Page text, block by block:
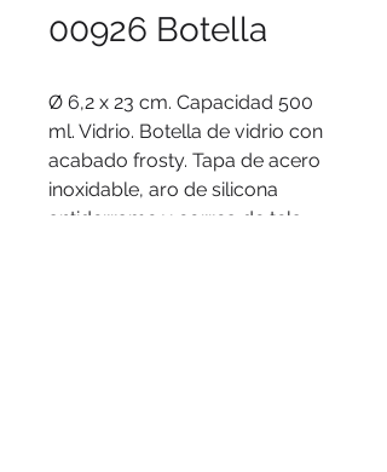
00926 Botella
Ø 6,2 x 23 cm. Capacidad 500
ml. Vidrio. Botella de vidrio con
acabado frosty. Tapa de acero
inoxidable, aro de silicona
antiderrame y correa de tela